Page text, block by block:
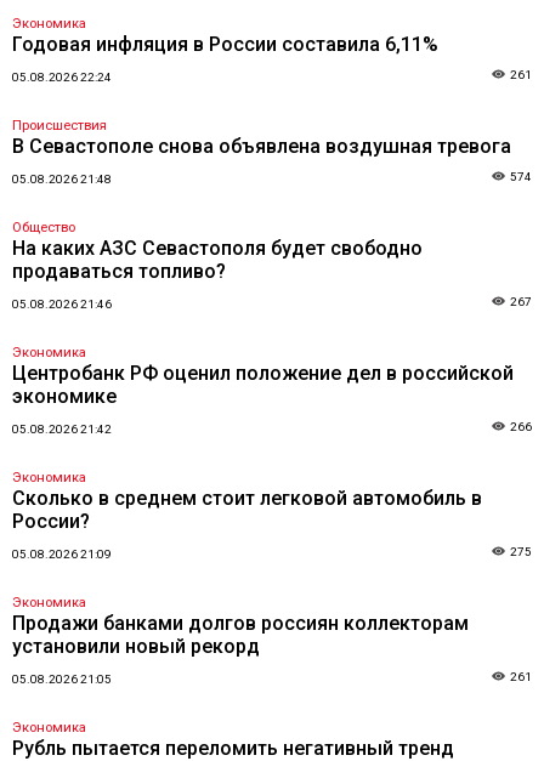
Экономика
Годовая инфляция в России составила 6,11%
05.08.2026 22:24 261
Происшествия
В Севастополе снова объявлена воздушная тревога
05.08.2026 21:48 574
Общество
На каких АЗС Севастополя будет свободно
продаваться топливо?
05.08.2026 21:46 267
Экономика
Центробанк РФ оценил положение дел в российской
экономике
05.08.2026 21:42 266
Экономика
Сколько в среднем стоит легковой автомобиль в
России?
05.08.2026 21:09 275
Экономика
Продажи банками долгов россиян коллекторам
установили новый рекорд
05.08.2026 21:05 261
Экономика
Рубль пытается переломить негативный тренд